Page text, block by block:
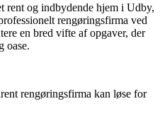
rent og indbydende hjem i Udby,
rengøringsfirma ved
en bred vifte af opgaver, der
oase.
rengøringsfirma kan løse for